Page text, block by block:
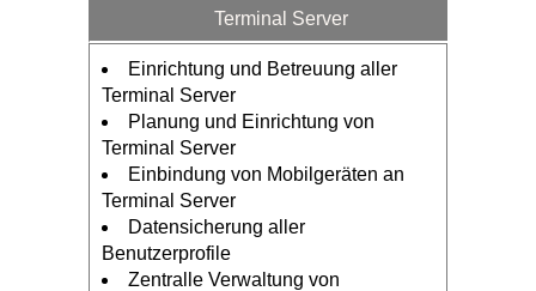
Terminal Server
Einrichtung und Betreuung aller
Terminal Server
Planung und Einrichtung von
Terminal Server
Einbindung von Mobilgeräten an
Terminal Server
Datensicherung aller
Benutzerprofile
Zentralle Verwaltung von